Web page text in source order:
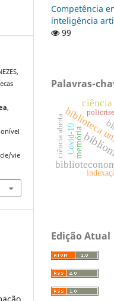
,
vie
Competência
inteligência
99
Palavras-
ciência
memória
Covid-19
policrise
ciência aberta
Edição Atual